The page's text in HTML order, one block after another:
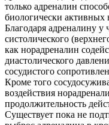
только адреналин
биологически активных
Благодаря адреналину у
систолического
как норадреналин
диастолического
сосудистого
Кроме того
воздействия
продолжительность
Существует пока не